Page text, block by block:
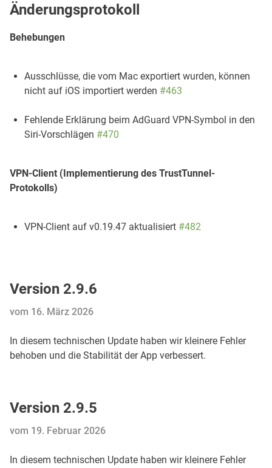
Änderungsprotokoll
Behebungen
Ausschlüsse, die vom Mac exportiert wurden, können
nicht auf iOS importiert werden #463
Fehlende Erklärung beim AdGuard VPN-Symbol in den
Siri-Vorschlägen #470
VPN-Client (Implementierung des TrustTunnel-
Protokolls)
VPN-Client auf v0.19.47 aktualisiert #482
Version 2.9.6
vom 16. März 2026
In diesem technischen Update haben wir kleinere Fehler
behoben und die Stabilität der App verbessert.
Version 2.9.5
vom 19. Februar 2026
In diesem technischen Update haben wir kleinere Fehler